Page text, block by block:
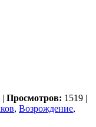
| Просмотров: 1519 |
, Возрождение,